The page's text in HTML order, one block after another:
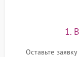
1.
Оставьте